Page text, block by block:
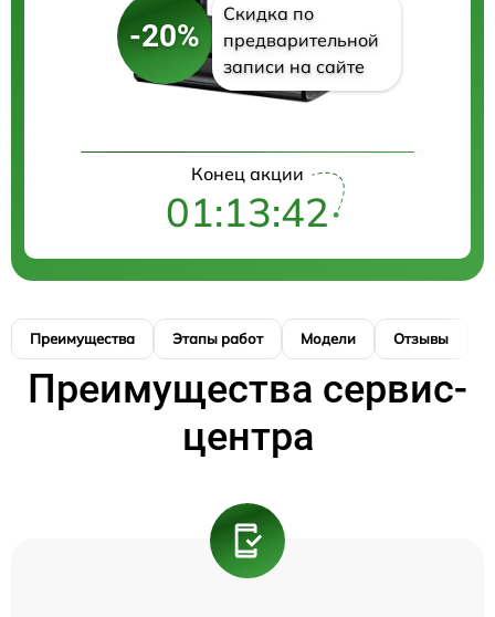
-20%
Скидка по
предварительной
записи на сайте
Конец акции
01:13:41
Преимущества Этапы работ Модели Отзывы
Преимущества сервис-
центра